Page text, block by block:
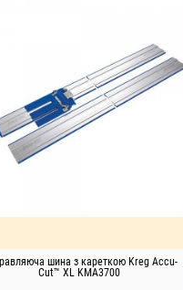
шина з кареткою Kreg Accu-
Cut™ XL KMA3700